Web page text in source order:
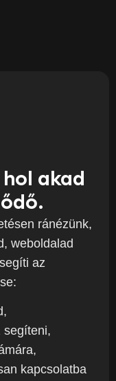
akad
ránézünk,
weboldalad
az
segíteni,
kapcsolatba